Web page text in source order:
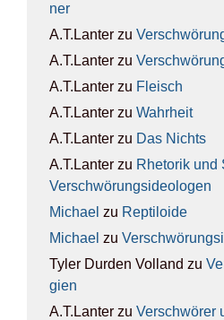
ner
A.T.Lanter zu
A.T.Lanter zu
A.T.Lanter zu Fleisch
A.T.Lanter zu Wahr­heit
A.T.Lanter zu Das Nichts
A.T.Lanter zu Rhe­to­rik und
Ver­schwö­rungs­ideo­lo­gen
Michael zu Rep­ti­lo­ide
Michael zu
Tyler Durden Volland zu
gien
A.T.Lanter zu Ver­schwö­rer